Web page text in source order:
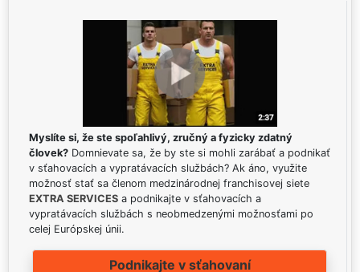
Myslíte si, že ste spoľahlivý, zručný a fyzicky zdatný
človek? Domnievate sa, že by ste si mohli zarábať a podnikať
v sťahovacích a vypratávacích službách? Ak áno, využite
možnosť stať sa členom medzinárodnej franchisovej siete
EXTRA SERVICES a podnikajte v sťahovacích a
vypratávacích službách s neobmedzenými možnosťami po
celej Európskej únii.
Podnikajte v sťahovaní